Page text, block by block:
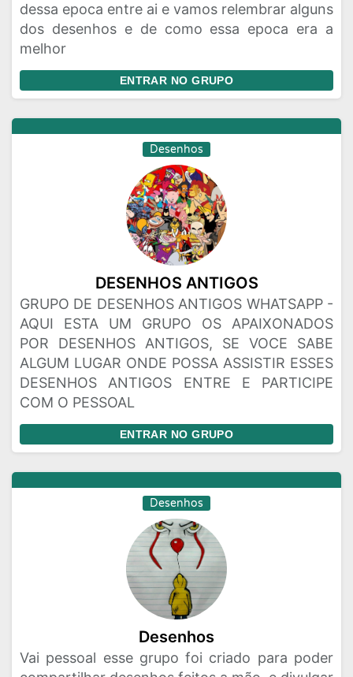
dessa epoca entre ai e vamos relembrar alguns
dos desenhos e de como essa epoca era a
melhor
ENTRAR NO GRUPO
Desenhos
DESENHOS ANTIGOS
GRUPO DE DESENHOS ANTIGOS WHATSAPP -
AQUI ESTA UM GRUPO OS APAIXONADOS
POR DESENHOS ANTIGOS, SE VOCE SABE
ALGUM LUGAR ONDE POSSA ASSISTIR ESSES
DESENHOS ANTIGOS ENTRE E PARTICIPE
COM O PESSOAL
ENTRAR NO GRUPO
Desenhos
Desenhos
Vai pessoal esse grupo foi criado para poder